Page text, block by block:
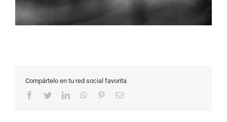
Compártelo en tu red social favorita
Facebook
TwitterLinkedInWhatsApp
PinterestCorreo